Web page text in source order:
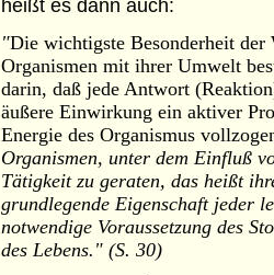
"Die wichtigste Besonderheit der
Organismen mit ihrer Umwelt
darin, daß jede Antwort
äußere Einwirkung ein aktiver
Energie des Organismus
Organismen, unter dem Einfluß
Tätigkeit zu geraten, das heißt
grundlegende Eigenschaft jeder
notwendige Voraussetzung des
des Lebens." (S. 30)